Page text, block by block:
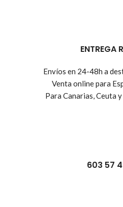
ENTREGA
Envíos en 24-48h a
Venta online para
Para Canarias, Ceuta
603 57